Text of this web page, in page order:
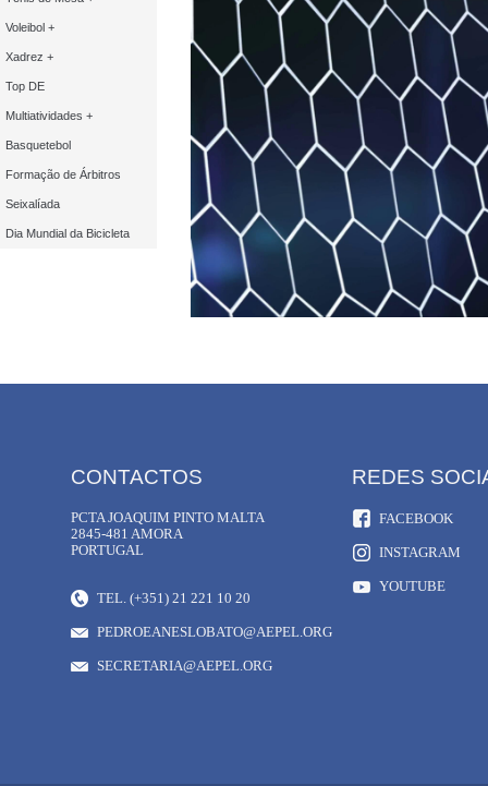
Voleibol +
Xadrez +
Top DE
Multiatividades +
Basquetebol
Formação de Árbitros
Seixalíada
Dia Mundial da Bicicleta
TEL. (+351) 21 221 10 20
PEDROEANESLOBATO@AEPEL.ORG
SECRETARIA@AEPEL.ORG
FACEBOOK
INSTAGRAM
YOUTUBE
CONTACTOS
PCTA JOAQUIM PINTO MALTA
2845-481 AMORA
PORTUGAL
REDES